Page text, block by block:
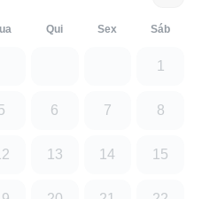
Qui Sex Sáb
1
6 7 8
13 14 15